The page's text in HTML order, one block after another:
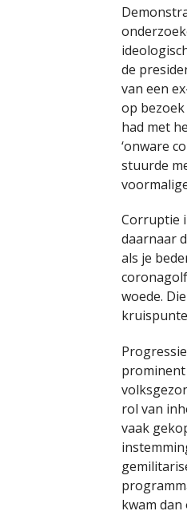
de
van een
op bezoek
had met
‘onware
stuurde
Corruptie
daarnaar
als je
woede.
prominent
rol van
vaak
kwam dan